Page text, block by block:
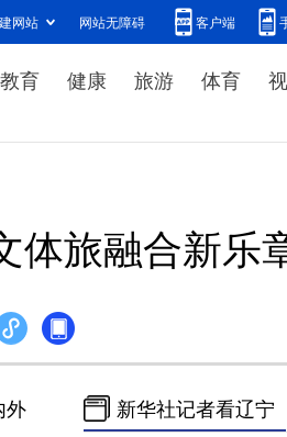
网站 网站无障碍 客户端
教育 健康 旅游 体育
旅融合新乐
外 新华社记者看辽宁